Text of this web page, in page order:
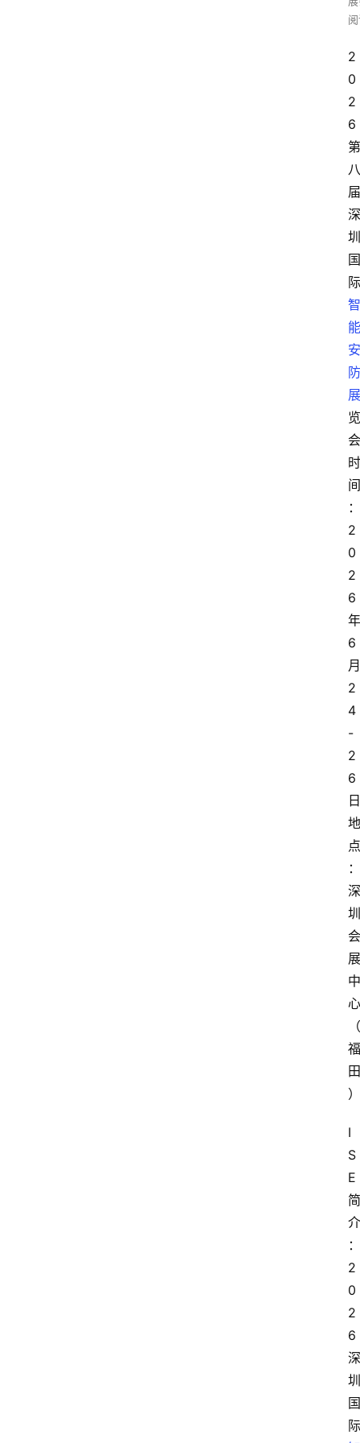
2
0
2
6
第
八
届
深
圳
国
际
智
能
安
防
展
览
会
时
间
：
2
0
2
6
年
6
月
2
4
-
2
6
日
地
点
：
深
圳
会
展
中
心
（
福
田
）
I
S
E
简
介
：
2
0
2
6
深
圳
国
际